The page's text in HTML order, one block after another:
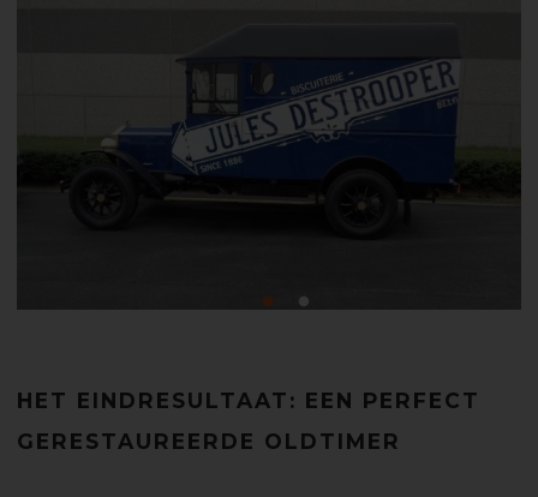
HET EINDRESULTAAT: EEN PERFECT
GERESTAUREERDE OLDTIMER